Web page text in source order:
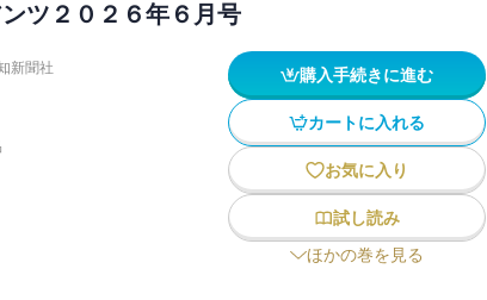
ツ２０２６年６月号
新聞社 購入手続きに進む
カートに入れる
お気に入り
試し読み
ほかの巻を見る